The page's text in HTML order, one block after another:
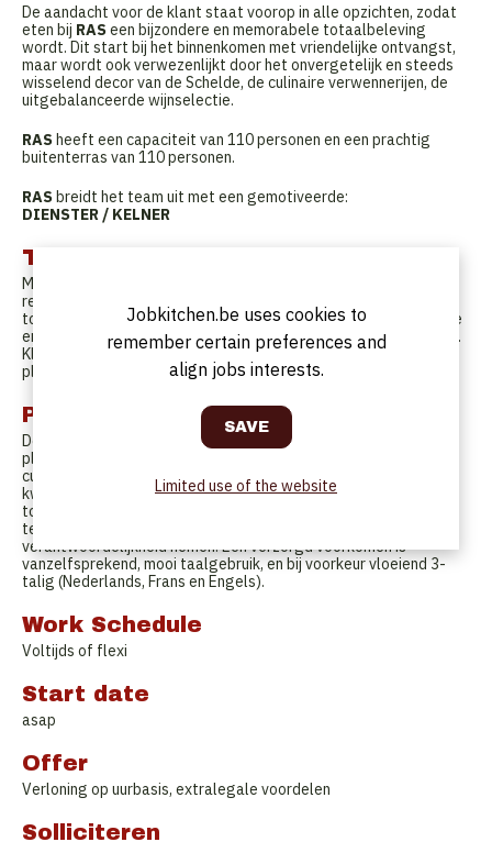
De aandacht voor de klant staat voorop in alle opzichten, zodat
eten bij RASeen bijzondere en memorabele totaalbeleving
wordt. Dit start bij het binnenkomen met vriendelijke ontvangst,
maar wordt ook verwezenlijkt door het onvergetelijk en steeds
wisselend decor van de Schelde, de culinaire verwennerijen, de
uitgebalanceerde wijnselectie.
RASheeft een capaciteit van 110 personen en een prachtig
buitenterras van 110 personen.
RASbreidt het team uit met een gemotiveerde:
DIENSTER / KELNER
Tasks
Mise-en-place van de zaal, onderhoud van het tafelgerei,
reiniging van menu- en wijnkaarten, kortom zorgen dat de zaal
tot in de puntjes in orde is. Tijdens de service: beleefde, correcte
en vlekkeloze bediening van de klanten, steeds met de glimlach.
Klantentevredenheid staat altijd centraal. Wijnkennis is een
pluspunt en kunnen adviseren wanneer de klant daarom vraagt.
Profile
Degelijke horeca/hotelopleiding. Professionele ervaring is een
pluspunt. Je bent gemotiveerd, gepassioneerd door het vak en
culinair onderlegd. Je ziet werk en stelt jezelf hoge
kwaliteitseisen, die aansluiten bij de visie van RAS. Onze
toekomstige collega is sociaal, functioneert goed in
teamverband maar kan ook zelfstandig werken en
verantwoordelijkheid nemen. Een verzorgd voorkomen is
vanzelfsprekend, mooi taalgebruik, en bij voorkeur vloeiend 3-
talig (Nederlands, Frans en Engels).
Work Schedule
Voltijds of flexi
Start date
asap
Offer
Verloning op uurbasis, extralegale voordelen
Solliciteren
Jobkitchen.be uses cookies to
remember certain preferences and
align jobs interests.
Limited use of the website